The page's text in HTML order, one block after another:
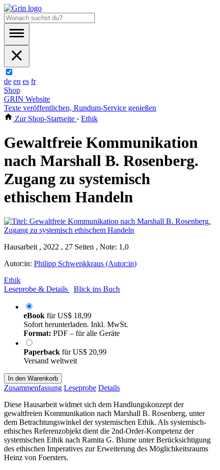
de en es fr
Shop
GRIN Website
Texte veröffentlichen, Rundum-Service genießen
Zur Shop-Startseite › Ethik
Gewaltfreie Kommunikation
nach Marshall B. Rosenberg.
Zugang zu systemisch
ethischem Handeln
Hausarbeit , 2022 , 27 Seiten , Note: 1,0
Autor:in: Philipp Schwenkkraus (Autor:in)
Ethik
Leseprobe & Details
Blick ins Buch
eBook fürUS$ 18,99
Sofort herunterladen. Inkl. MwSt.
Format: PDF – für alle Geräte
Paperback fürUS$ 20,99
Versand weltweit
In den Warenkorb
Zusammenfassung Leseprobe Details
Diese Hausarbeit widmet sich dem Handlungskonzept der
gewaltfreien Kommunikation nach Marshall B. Rosenberg, unter
dem Betrachtungswinkel der systemischen Ethik. Als systemisch-
ethisches Referenzobjekt dient die 2nd-Order-Kompetenz der
systemischen Ethik nach Ramita G. Blume unter Berücksichtigung
des ethischen Imperatives zur Erweiterung des Möglichkeitsraums
Heinz von Foersters.